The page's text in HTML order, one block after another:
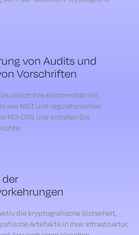
von Audits und
Vorschriften
Ihre Konformität mit
wie NIST und regulatorischen
PCI-DSS und erstellen Sie
die kryptografische Sicherheit,
Artefakte in Ihrer Infrastruktur,